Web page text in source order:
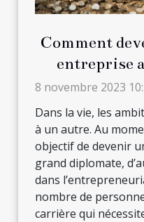
Comment
entreprise
8 novembre 2023
Dans la vie, les
à un autre. Au
objectif de devenir
grand diplomate,
dans
nombre de
carrière qui